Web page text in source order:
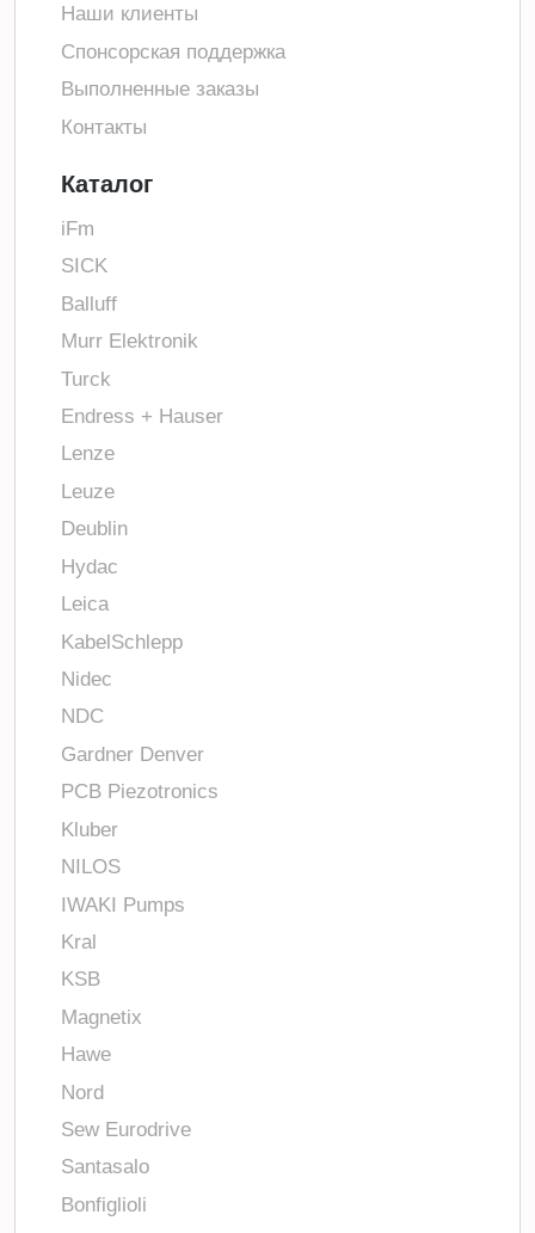
Наши клиенты
Спонсорская поддержка
Выполненные заказы
Контакты
Каталог
iFm
SICK
Balluff
Murr Elektronik
Turck
Endress + Hauser
Lenze
Leuze
Deublin
Hydac
Leica
KabelSchlepp
Nidec
NDC
Gardner Denver
PCB Piezotronics
Kluber
NILOS
IWAKI Pumps
Kral
KSB
Magnetix
Hawe
Nord
Sew Eurodrive
Santasalo
Bonfiglioli